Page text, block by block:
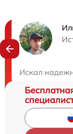
Искал
Нужна